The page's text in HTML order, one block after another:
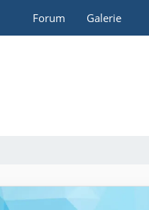
Forum Galerie